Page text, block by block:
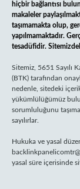
hiçbir bağlantısı
makaleler
taşımamakta olup,
yapılmamaktadır.
tesadüfidir.
Sitemiz, 5651 Sayılı
(BTK) tarafından
nedenle, sitedeki
yükümlülüğümüz
sorumluluğunu
sayılırlar.
Hukuka ve yasal
yasal süre içerisinde